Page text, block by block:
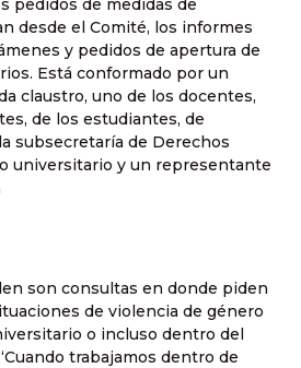
pedidos de medidas de
desde el Comité, los informes
y pedidos de apertura de
Está conformado por un
claustro, uno de los docentes,
de los estudiantes, de
subsecretaría de Derechos
universitario y un representante
son consultas en donde piden
de violencia de género
o incluso dentro del
trabajamos dentro de